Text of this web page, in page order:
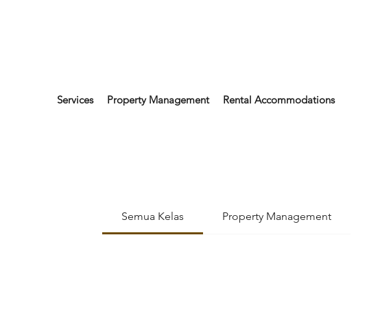
Services Property Management Rental Accommodations
Semua Kelas Property Management